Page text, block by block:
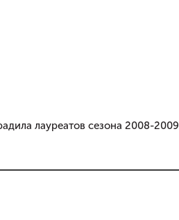
лауреатов сезона 2008-2009